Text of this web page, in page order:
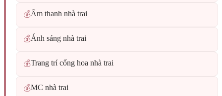
💰Âm thanh nhà trai
💰Ánh sáng nhà trai
💰Trang trí cổng hoa nhà trai
💰MC nhà trai